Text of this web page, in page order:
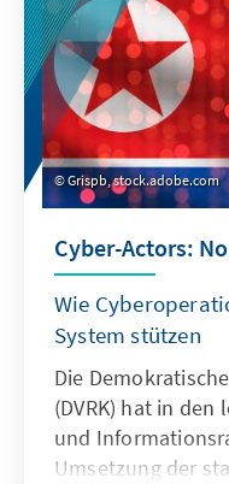
Grispb, stock.adobe.com
Cyber-Actors:
Wie
System stützen
Die
(DVRK) hat in
und
Umsetzung der